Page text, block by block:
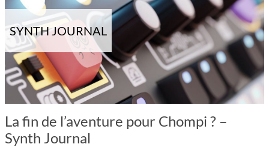
SYNTH JOURNAL
La fin de l’aventure pour Chompi ? –
Synth Journal